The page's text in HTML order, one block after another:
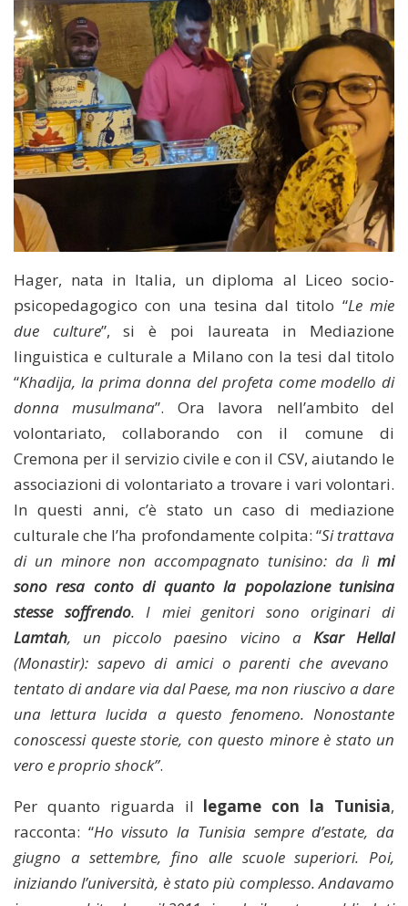
Hager, nata in Italia, un diploma al Liceo socio-
psicopedagogico con una tesina dal titolo “Le mie
due culture”, si è poi laureata in Mediazione
linguistica e culturale a Milano con la tesi dal titolo
“Khadija, la prima donna del profeta come modello di
donna musulmana”. Ora lavora nell’ambito del
volontariato, collaborando con il comune di
Cremona per il servizio civile e con il CSV, aiutando le
associazioni di volontariato a trovare i vari volontari.
In questi anni, c’è stato un caso di mediazione
culturale che l’ha profondamente colpita: “Si trattava
di un minore non accompagnato tunisino: da lì mi
sono resa conto di quanto la popolazione tunisina
stesse soffrendo. I miei genitori sono originari di
Lamtah, un piccolo paesino vicino a Ksar Hellal
(Monastir): sapevo di amici o parenti che avevano
tentato di andare via dal Paese, ma non riuscivo a dare
una lettura lucida a questo fenomeno. Nonostante
conoscessi queste storie, con questo minore è stato un
vero e proprio shock”.
Per quanto riguarda il legame con la Tunisia,
racconta: “Ho vissuto la Tunisia sempre d’estate, da
giugno a settembre, fino alle scuole superiori. Poi,
iniziando l’università, è stato più complesso. Andavamo